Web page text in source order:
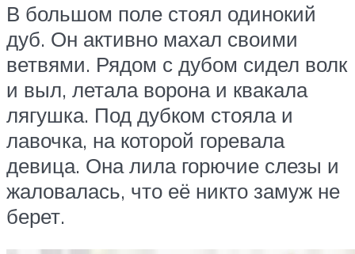
В большом поле стоял одинокий
дуб. Он активно махал своими
ветвями. Рядом с дубом сидел волк
и выл, летала ворона и квакала
лягушка. Под дубком стояла и
лавочка, на которой горевала
девица. Она лила горючие слезы и
жаловалась, что её никто замуж не
берет.